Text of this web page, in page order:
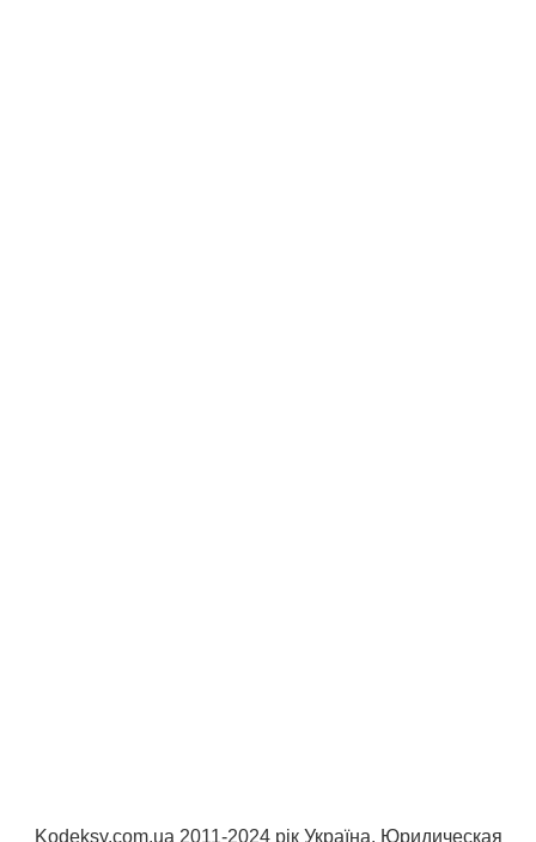
Kodeksy.com.ua 2011-2024 рік Україна. Юридическая